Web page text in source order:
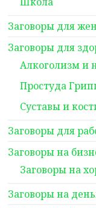
Заговоры для
Заговоры для
Алкоголизм и
Простуда
Суставы и
Заговоры для
Заговоры на
Заговоры на
Заговоры на